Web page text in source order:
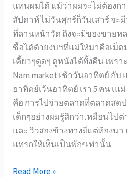
แทนผมได้ แม้ว่าผมจะไม่ต้องก
สัปดาห์ ไม่วันศุกร์ก็วันเสาร์ จะ
ที่ลานหน้าวัด ถึงจะมีของขายห
ซื้อได้ด้วยงบฯที่แม่ให้มาคือเม็ด
เคี้ยวๆดูดๆ ดูหนังได้ทั้งคืน เพรา
Nam market เช้าวันอาทิตย์ กั
อาทิตย์เว้นอาทิตย์ เรา 5 คน เแ
คือ การไปจ่ายตลาดที่ตลาดสด
เด็กๆอย่างผมรู้สึกว่าเหมือนไป
และ วิวสองข้างทางมีแต่ท้องนา
แทรกให้เห็นเป็นพักๆเท่านั้น
Pak
Read More »